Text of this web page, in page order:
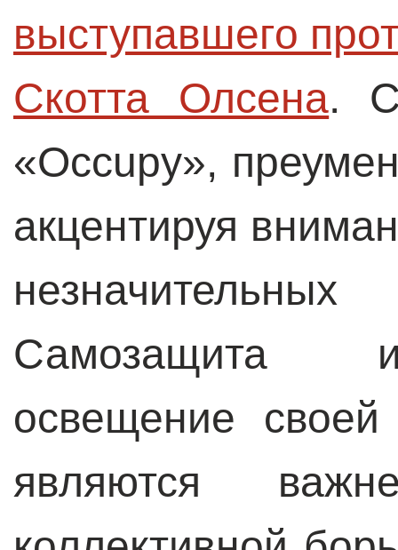
выступавшего
Скотта Олсена.
«Оccupy»,
акцентируя
Самозащита и
освещение
являются